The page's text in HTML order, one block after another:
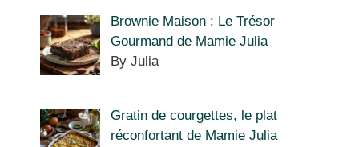
Brownie Maison : Le Trésor
Gourmand de Mamie Julia
By Julia
Gratin de courgettes, le plat
réconfortant de Mamie Julia